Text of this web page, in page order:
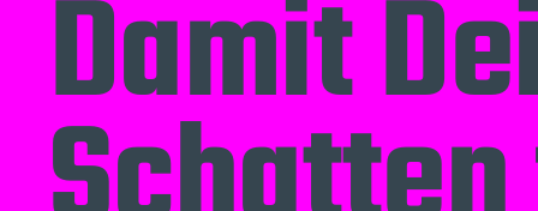
Damit